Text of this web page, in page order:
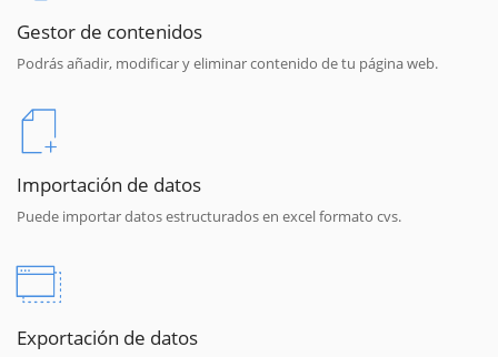
Gestor de contenidos
Podrás añadir, modificar y eliminar contenido de tu página web.
Importación de datos
Puede importar datos estructurados en excel formato cvs.
Exportación de datos